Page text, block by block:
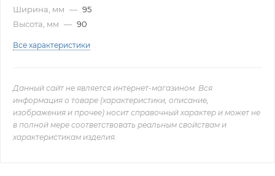
Ширина, мм — 95
Высота, мм — 90
Все характеристики
Данный сайт не является интернет-магазином. Вся
информация о товаре (характеристики, описание,
изображения и прочее) носит справочный характер и может не
в полной мере соответствовать реальным свойствам и
характеристикам изделия.